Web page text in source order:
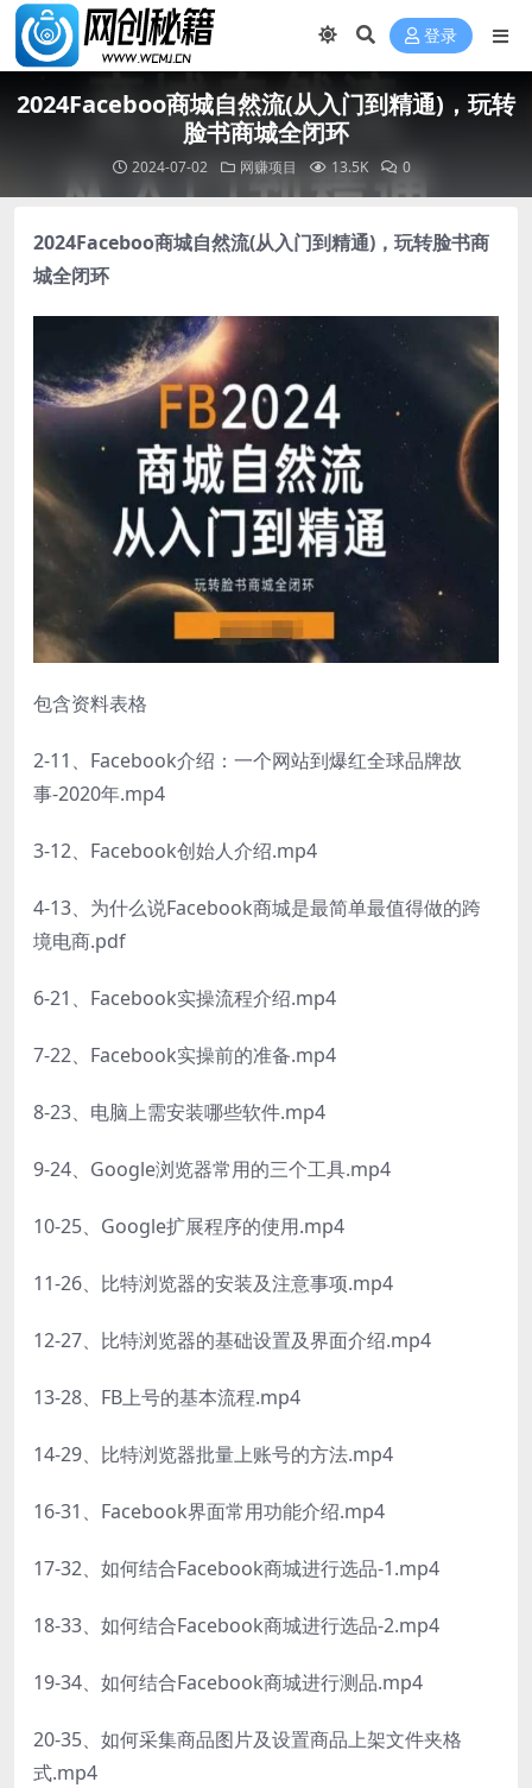
登录
2024Faceboo商城自然流(从入门到精通)，玩转
脸书商城全闭环
2024-07-02 网赚项目 13.5K 0
2024Faceboo商城自然流(从入门到精通)，玩转脸书商
城全闭环
包含资料表格
2-11、Facebook介绍：一个网站到爆红全球品牌故
事-2020年.mp4
3-12、Facebook创始人介绍.mp4
4-13、为什么说Facebook商城是最简单最值得做的跨
境电商.pdf
6-21、Facebook实操流程介绍.mp4
7-22、Facebook实操前的准备.mp4
8-23、电脑上需安装哪些软件.mp4
9-24、Google浏览器常用的三个工具.mp4
10-25、Google扩展程序的使用.mp4
11-26、比特浏览器的安装及注意事项.mp4
12-27、比特浏览器的基础设置及界面介绍.mp4
13-28、FB上号的基本流程.mp4
14-29、比特浏览器批量上账号的方法.mp4
16-31、Facebook界面常用功能介绍.mp4
17-32、如何结合Facebook商城进行选品-1.mp4
18-33、如何结合Facebook商城进行选品-2.mp4
19-34、如何结合Facebook商城进行测品.mp4
20-35、如何采集商品图片及设置商品上架文件夹格
式.mp4